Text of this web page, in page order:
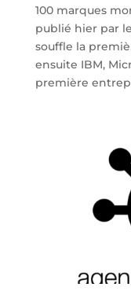
100 marques
publié hier par
souffle la
ensuite IBM,
première